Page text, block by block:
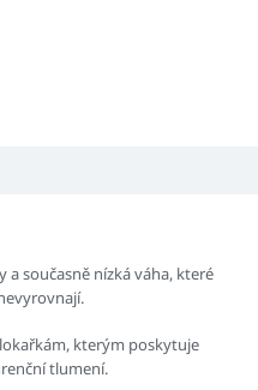
a současně nízká váha, které
kterým poskytuje
tlumení.